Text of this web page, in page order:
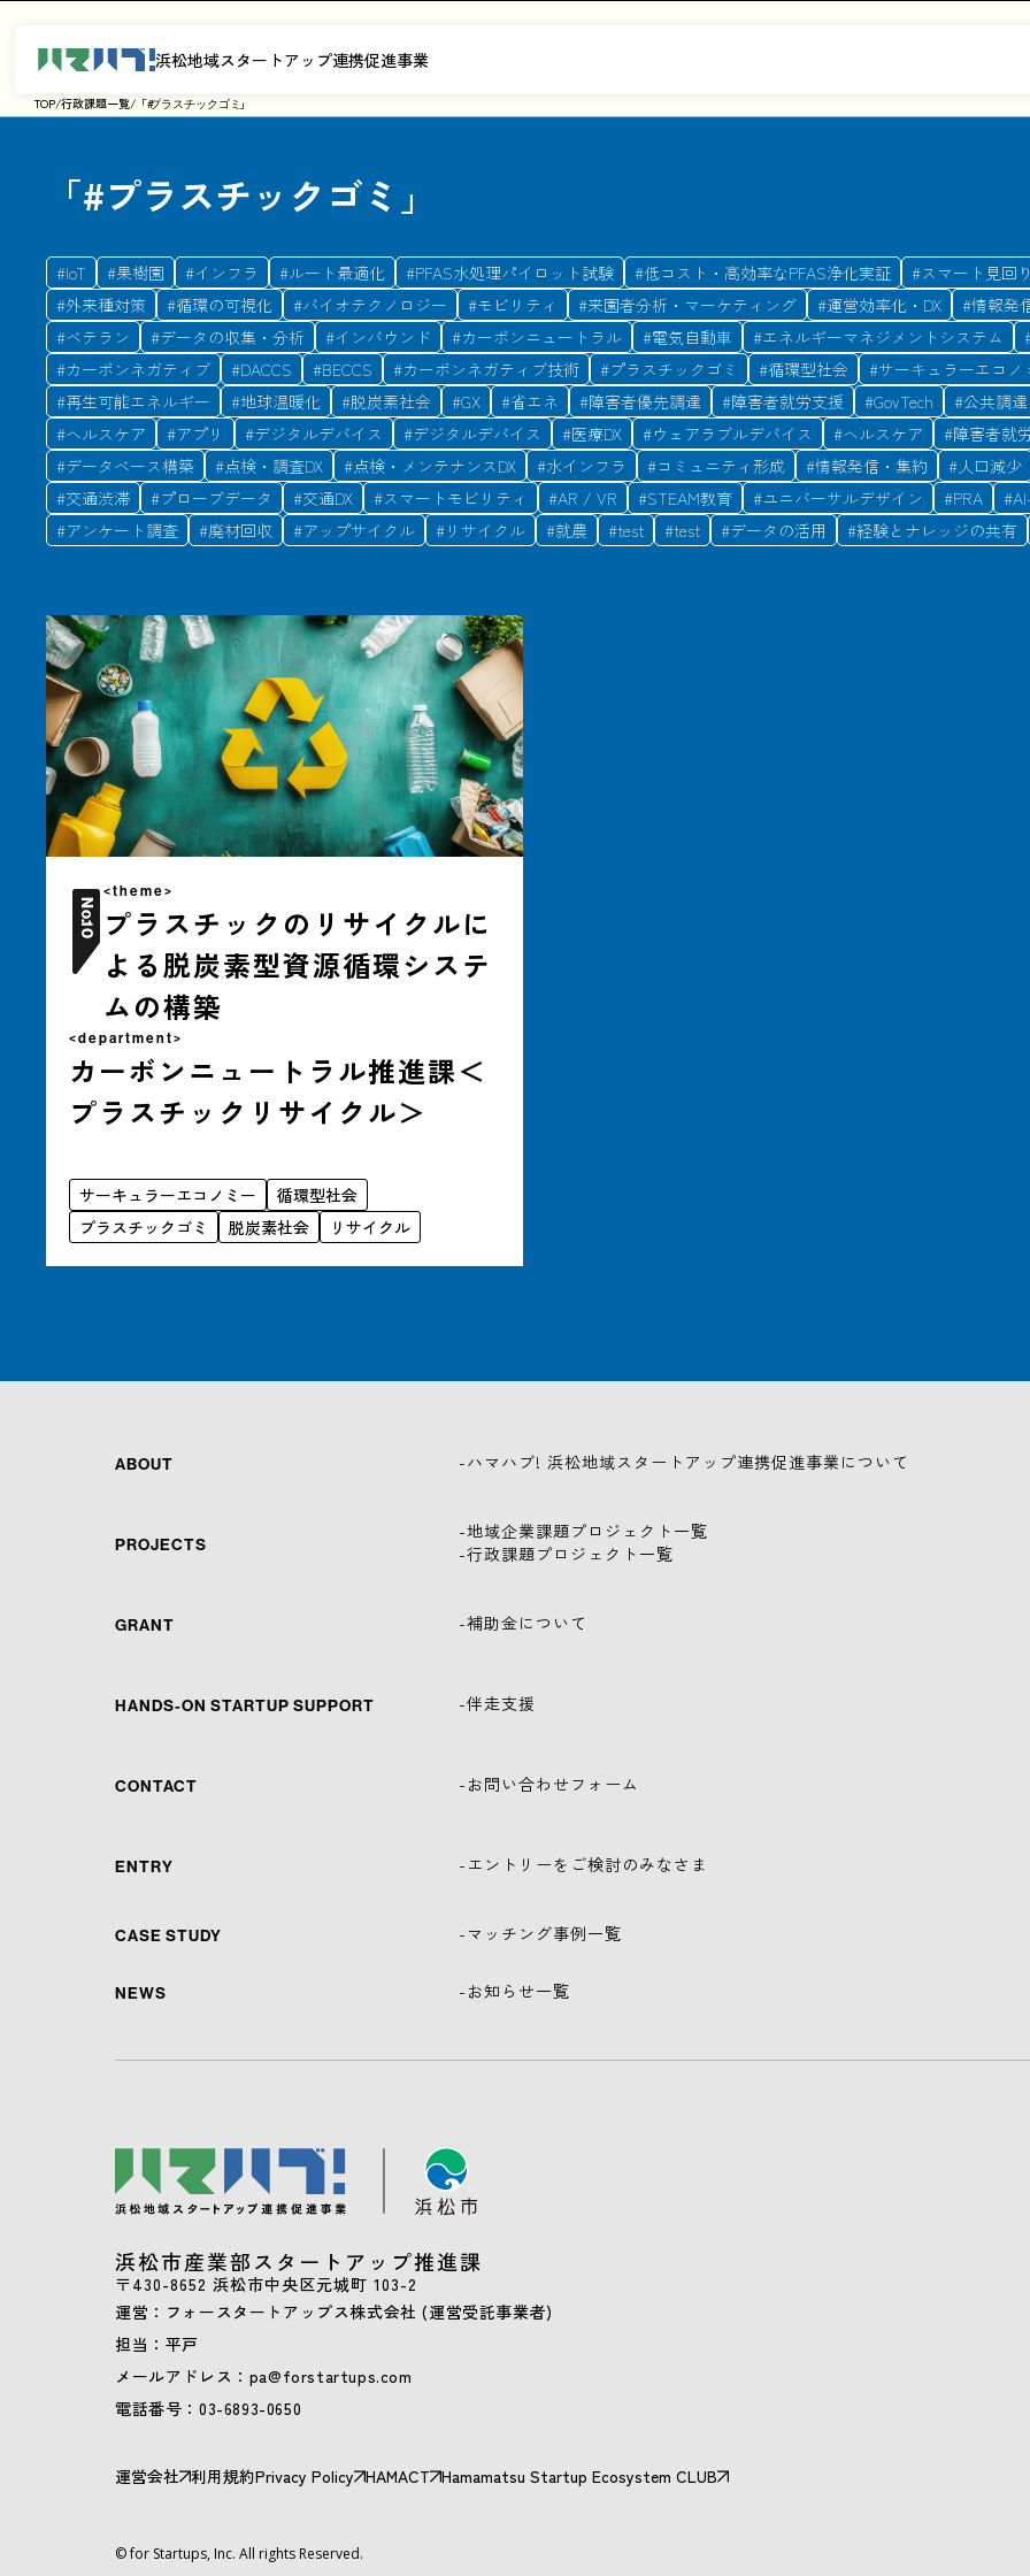
浜松地域スタートアップ連携促進事業
TOP/行政課題一覧/ 「#プラスチックゴミ 」
「#プラスチックゴミ 」
#IoT #果樹園 #インフラ #ルート最適化 #PFAS水処理パイロット試験 #低コスト・高効率なPFAS浄化実証 #スマート見回
#外来種対策 #循環の可視化 #バイオテクノロジー #モビリティ #来園者分析・マーケティング #運営効率化・DX #情報発
#ベテラン #データの収集・分析 #インバウンド #カーボンニュートラル #電気自動車 #エネルギーマネジメントシステム
#カーボンネガティブ #DACCS #BECCS #カーボンネガティブ技術 #プラスチックゴミ #循環型社会 #サーキュラーエコノ
#再生可能エネルギー #地球温暖化 #脱炭素社会 #GX #省エネ #障害者優先調達 #障害者就労支援 #GovTech #公共調達
#ヘルスケア #アプリ #デジタルデバイス #デジタルデバイス #医療DX #ウェアラブルデバイス #ヘルスケア #障害者就
#データベース構築 #点検・調査DX #点検・メンテナンスDX #水インフラ #コミュニティ形成 #情報発信・集約 #人口減少
#交通渋滞 #プローブデータ #交通DX #スマートモビリティ #AR / VR #STEAM教育 #ユニバーサルデザイン #PRA #
#アンケート調査 #廃材回収 #アップサイクル # リサイクル #就農 #test #test #データの活用 #経験とナレッジの共有
No.
10
<theme>
プラスチックのリサイクルに
よる脱炭素型資源循環システ
ムの構築
<department>
カーボンニュートラル推進課＜
プラスチックリサイクル＞
サーキュラーエコノミー
循環型社会
プラスチックゴミ
脱炭素社会 リサイクル
ABOUT -ハマハブ! 浜松地域スタートアップ連携促進事業について
PROJECTS
-地域企業課題プロジェクト一覧
-行政課題プロジェクト一覧
GRANT -補助金について
HANDS-ON STARTUP SUPPORT -伴走支援
CONTACT -お問い合わせフォーム
ENTRY -エントリーをご検討のみなさま
CASE STUDY -マッチング事例一覧
NEWS -お知らせ一覧
浜松市産業部スタートアップ推進課
〒430-8652 浜松市中央区元城町 103-2
運営：フォースタートアップス株式会社 (運営受託事業者)
担当：平戸
メールアドレス：pa@forstartups.com
電話番号：03-6893-0650
運営会社 利用規約Privacy Policy HAMACT Hamamatsu Startup Ecosystem CLUB
© for Startups, Inc. All rights Reserved.